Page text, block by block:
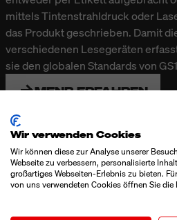
mittelsTintenstrahldruckoder
das Produkt geschrieben. Damit
verschiedenen Lesegeräten
sie den globalen Standards von
MENR ERFAHREN
Wir verwenden Cookies
Wir können diese zur Analyse unserer
Webseite zu verbessern, personalisierte
großartiges Webseiten-Erlebnis zu bieten.
von uns verwendeten Cookies öffnen Sie die